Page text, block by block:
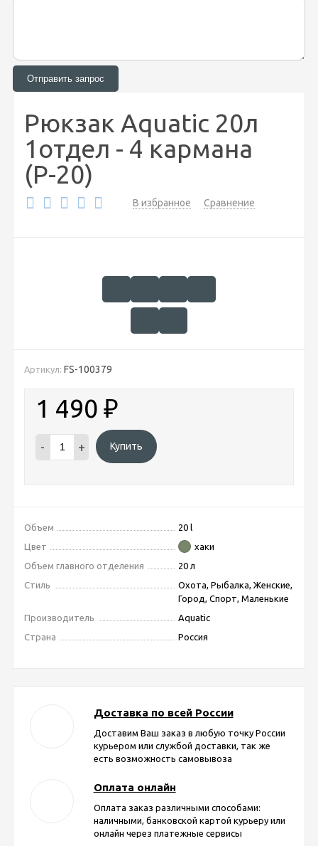
Рюкзак Aquatic 20л
1отдел - 4 кармана
(Р-20)
В избранное Сравнение
Артикул: FS-100379
1 490 ₽
- + Купить
Объем
20 l
Цвет
хаки
Объем главного отделения
20 л
Стиль
Охота, Рыбалка, Женские,
Город, Спорт, Маленькие
Производитель
Aquatic
Страна
Россия
Доставка по всей России
Доставим Ваш заказ в любую точку России
курьером или службой доставки, так же
есть возможность самовывоза
Оплата онлайн
Оплата заказ различными способами:
наличными, банковской картой курьеру или
онлайн через платежные сервисы